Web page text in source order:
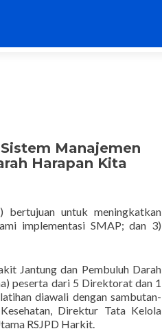
Manajemen
Harapan Kita
bertujuan untuk meningkatkan
implementasi SMAP; dan 3)
Jantung dan Pembuluh Darah
peserta dari 5 Direktorat dan 1
diawali dengan sambutan-
Direktur Tata Kelola
RSJPD Harkit.